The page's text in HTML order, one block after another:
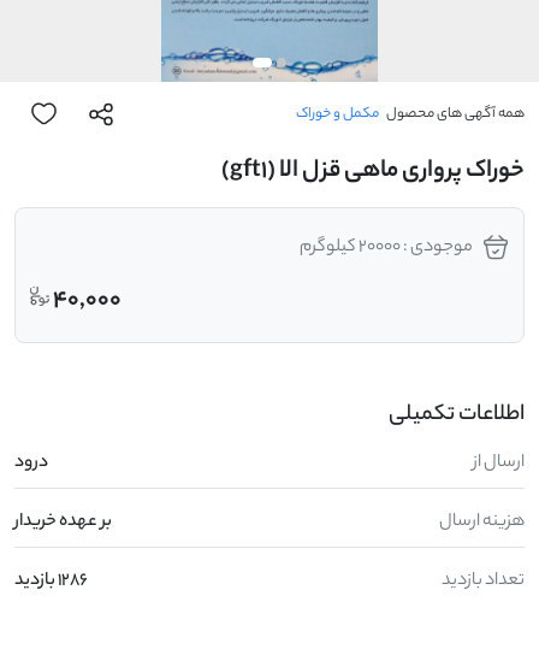
همه آگهی های محصول مکمل و خوراک
خوراک پرواری ماهی قزل الا (gft1)
موجودی : 20000 کیلوگرم
40,000
اطلاعات تکمیلی
ارسال از درود
هزینه ارسال بر عهده خریدار
تعداد بازدید 1286 بازدید